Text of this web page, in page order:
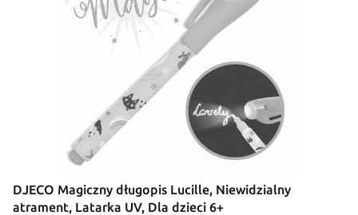
DJECO Magiczny długopis Lucille, Niewidzialny
atrament, Latarka UV, Dla dzieci 6+